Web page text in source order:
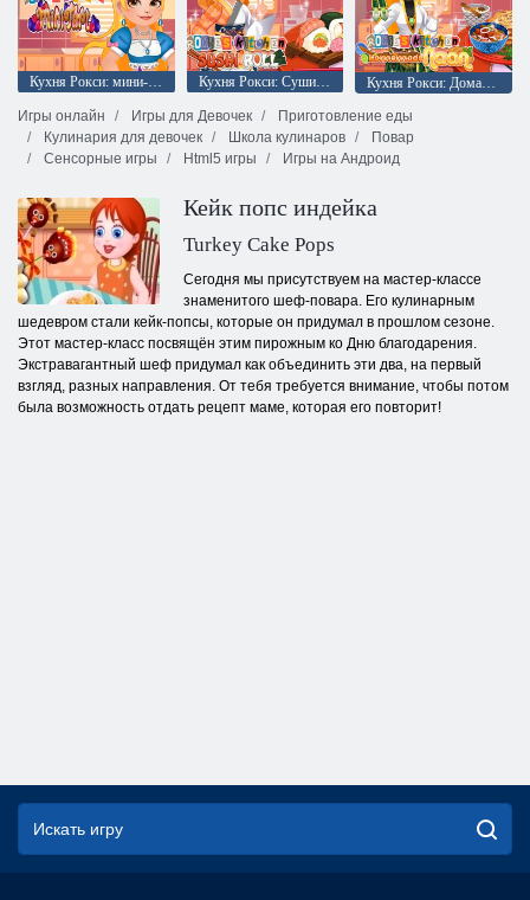
Кухня Рокси: мини-тарт Кухня Рокси: Суши-роллы
Кухня Рокси: Домашние лепешки наан
Игры онлайн
Игры для Девочек
Приготовление еды
Кулинария для девочек
Школа кулинаров
Повар
Сенсорные игры
Html5 игры Игры на Андроид
Кейк попс индейка
Turkey Cake Pops
Сегодня мы присутствуем на мастер-классе
знаменитого шеф-повара. Его кулинарным
шедевром стали кейк-попсы, которые он придумал в прошлом сезоне.
Этот мастер-класс посвящён этим пирожным ко Дню благодарения.
Экстравагантный шеф придумал как объединить эти два, на первый
взгляд, разных направления. От тебя требуется внимание, чтобы потом
была возможность отдать рецепт маме, которая его повторит!